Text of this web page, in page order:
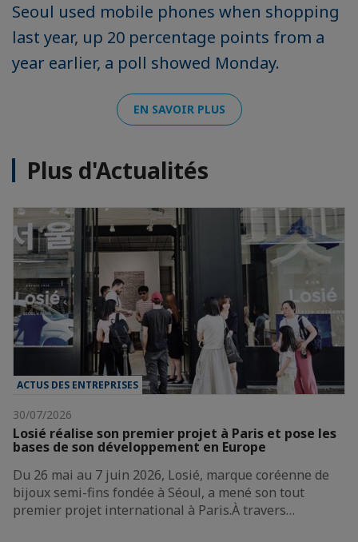
Seoul used mobile phones when shopping
last year, up 20 percentage points from a
year earlier, a poll showed Monday.
EN SAVOIR PLUS
Plus d'Actualités
ACTUS DES ENTREPRISES
30/07/2026
Losié réalise son premier projet à Paris et pose les
bases de son développement en Europe
Du 26 mai au 7 juin 2026, Losié, marque coréenne de
bijoux semi-fins fondée à Séoul, a mené son tout
premier projet international à Paris.À travers…